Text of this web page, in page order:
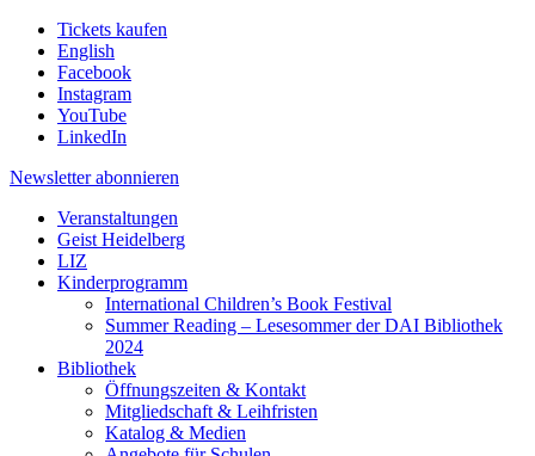
Tickets kaufen
English
Facebook
Instagram
YouTube
LinkedIn
Newsletter abonnieren
Veranstaltungen
Geist Heidelberg
LIZ
Kinderprogramm
International Children’s Book Festival
Summer Reading – Lesesommer der DAI Bibliothek
2024
Bibliothek
Öffnungszeiten & Kontakt
Mitgliedschaft & Leihfristen
Katalog & Medien